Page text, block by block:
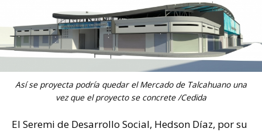
Así se proyecta podría quedar el Mercado de Talcahuano una
vez que el proyecto se concrete /Cedida
El Seremi de Desarrollo Social, Hedson Díaz, por su